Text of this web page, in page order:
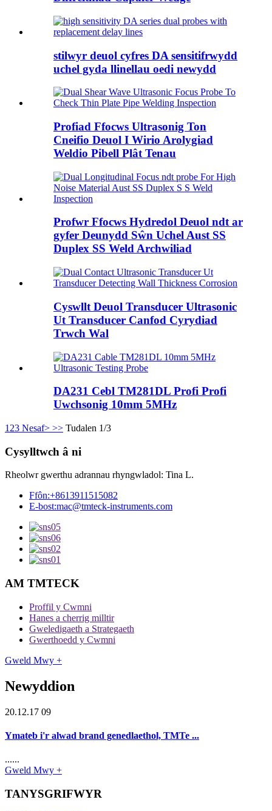
stilwyr deuol cyfres DA sensitifrwydd
uchel gyda llinellau oedi newydd
Profiad Ffocws Ultrasonig Ton
Cneifio Deuol I Wirio Arolygiad
Weldio Pibell Plât Tenau
Profwr Ffocws Hydredol Deuol ndt ar
gyfer Deunydd Sŵn Uchel Aust SS
Duplex SS Weld Archwiliad
Cyswllt Deuol Transducer Ultrasonic
Ut Transducer Canfod Cyrydiad
Trwch Wal
DA231 Cebl TM281DL Profi Profi
Uwchsonig 10mm 5MHz
1 23 Nesaf> >> Tudalen 1/3
Cysylltwch â ni
Rheolwr gwerthu adrannau rhyngwladol: Tina L.
Ffôn:+8613911515082
E-bost:mac@tmteck-instruments.com
AM TMTECK
Proffil y Cwmni
Hanes a cherrig milltir
Gweledigaeth a Strategaeth
Gwerthoedd y Cwmni
Gweld Mwy +
Newyddion
20.12.17 09
Ymateb i'r alwad brand genedlaethol, TMTe ...
......
Gweld Mwy +
TANYSGRIFWYR